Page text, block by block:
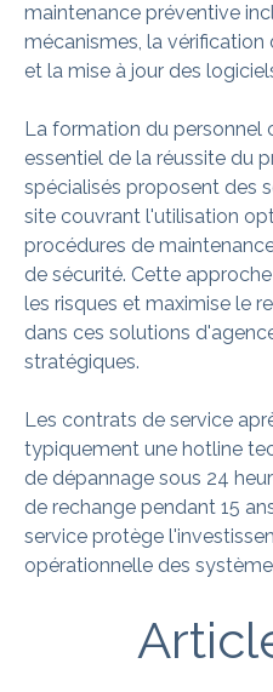
maintenance préventive
mécanismes, la
et la mise à jour des
La formation du personnel
essentiel de la réussite du
spécialisés proposent des
site couvrant l'utilisation
procédures de
de sécurité. Cette
les risques et maximise le
dans ces solutions
stratégiques.
Les contrats de service
typiquement une hotline
de dépannage sous 24
de rechange pendant 15
service protège
opérationnelle des